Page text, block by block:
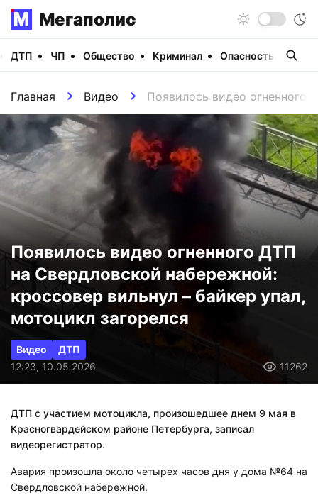
Мегаполис
ДТП ЧП Общество Криминал Опасность
Главная Видео Появилось видео огненного
Появилось видео огненного ДТП
на Свердловской набережной:
кроссовер вильнул – байкер упал,
мотоцикл загорелся
Видео
ДТП
12:23, 10.05.2026
11262
ДТП с участием мотоцикла, произошедшее днем 9 мая в
Красногвардейском районе Петербурга, записал
видеорегистратор.
Авария произошла около четырех часов дня у дома №64 на
Свердловской набережной.